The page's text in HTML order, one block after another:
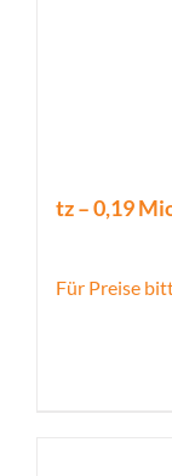
tz – 0,19
Für Preise